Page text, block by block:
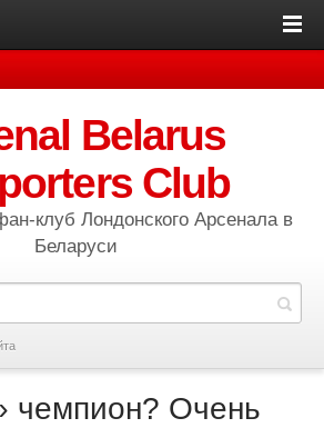
Belarus
Club
клуб Лондонского Арсенала в
Беларуси
чемпион? Очень